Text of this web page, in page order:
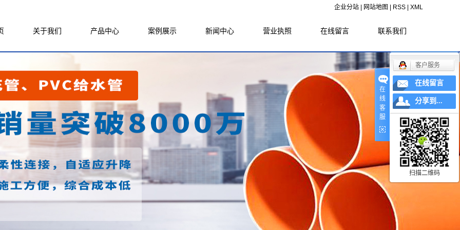
企业分站 网站地图 RSS XML
关于我们
公司简介
联系我们
资质档案
产品中心
CPVC电力管
MPP电力管
电力梅花管
给水管
案例展示
工程案例
新闻中心
公司新闻
技术知识
营业执照 在线留言 联系我们
在
线
客
服
客户服务
在线留言
分享到...
扫描二维码